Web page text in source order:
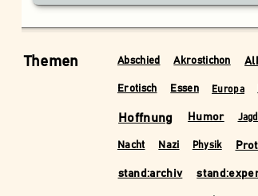
Themen Abschied Akrostichon
Erotisch Essen Europa
Hoffnung Humor Jagd
Nacht Nazi Physik
stand:archiv